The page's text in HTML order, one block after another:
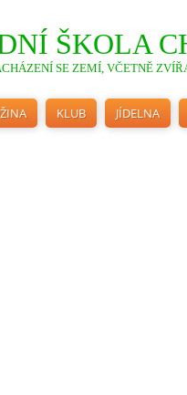
ŠKOLA
SE ZEMÍ, VČETNĚ
KLUB JÍDELNA